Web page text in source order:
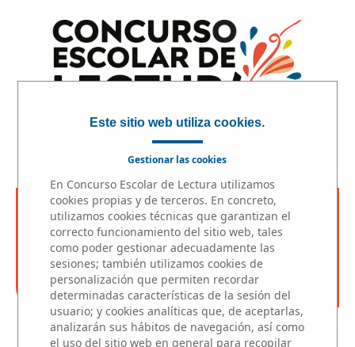
ACCESO PROFESORES
INICIO|MICRORRELATOS|FINALISTAS
Este sitio web utiliza cookies.
Gestionar las cookies
En Concurso Escolar de Lectura utilizamos
cookies propias y de terceros. En concreto,
utilizamos cookies técnicas que garantizan el
correcto funcionamiento del sitio web, tales
como poder gestionar adecuadamente las
sesiones; también utilizamos cookies de
personalización que permiten recordar
determinadas características de la sesión del
usuario; y cookies analíticas que, de aceptarlas,
analizarán sus hábitos de navegación, así como
el uso del sitio web en general para recopilar